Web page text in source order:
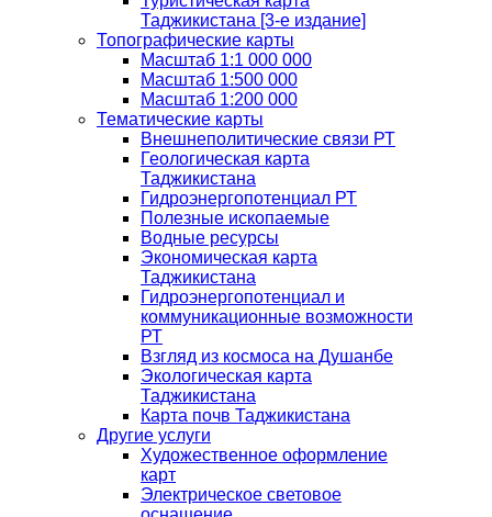
Таджикистана [3-е издание]
Топографические карты
Масштаб 1:1 000 000
Масштаб 1:500 000
Масштаб 1:200 000
Тематические карты
Внешнеполитические связи РТ
Геологическая карта
Таджикистана
Гидроэнергопотенциал РТ
Полезные ископаемые
Водные ресурсы
Экономическая карта
Таджикистана
Гидроэнергопотенциал и
коммуникационные возможности
РТ
Взгляд из космоса на Душанбе
Экологическая карта
Таджикистана
Карта почв Таджикистана
Другие услуги
Художественное оформление
карт
Электрическое световое